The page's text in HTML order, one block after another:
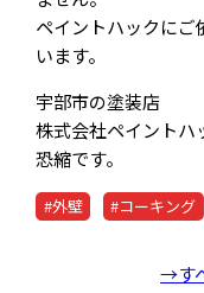
ペイントハックに
います。
宇部市の塗装店
株式会社ペイント
恐縮です。
#外壁 #コーキング
→す